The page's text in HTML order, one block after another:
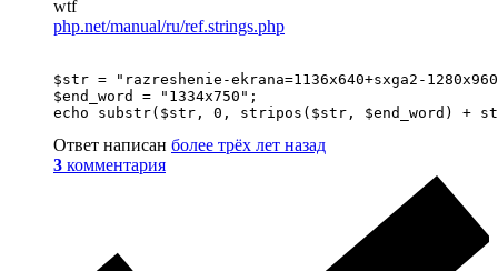
wtf
php.net/manual/ru/ref.strings.php
$str = "razreshenie-ekrana=1136x640+sxga2-
$end_word = "1334x750";
echo substr($str, 0, stripos($str, $end_word) +
Ответ написан более трёх лет назад
3 комментария